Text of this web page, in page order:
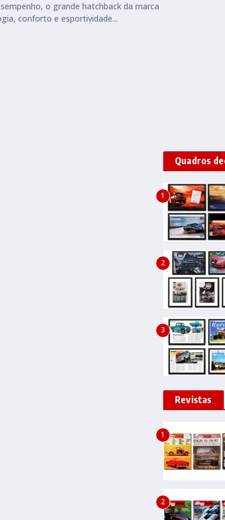
o grande hatchback da marca
conforto e esportividade...
Quadros
1
2
3
Revistas
1
2